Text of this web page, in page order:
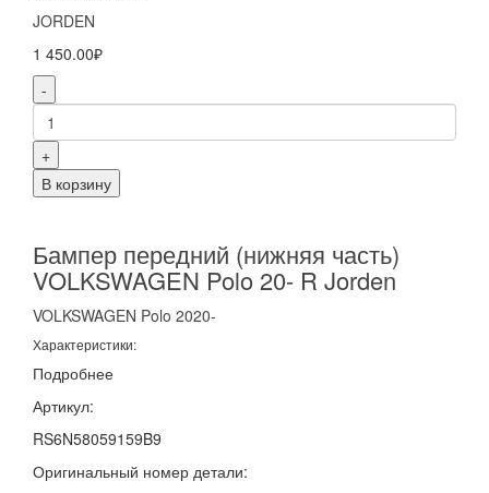
JORDEN
1 450.00₽
-
+
В корзину
Бампер передний (нижняя часть)
VOLKSWAGEN Polo 20- R Jorden
VOLKSWAGEN Polo 2020-
Характеристики:
Подробнее
Артикул:
RS6N58059159B9
Оригинальный номер детали: